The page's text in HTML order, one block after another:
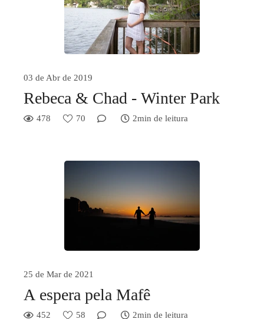
03 de Abr de 2019
Rebeca & Chad - Winter Park
478 70 2min de leitura
25 de Mar de 2021
A espera pela Mafê
452 58 2min de leitura